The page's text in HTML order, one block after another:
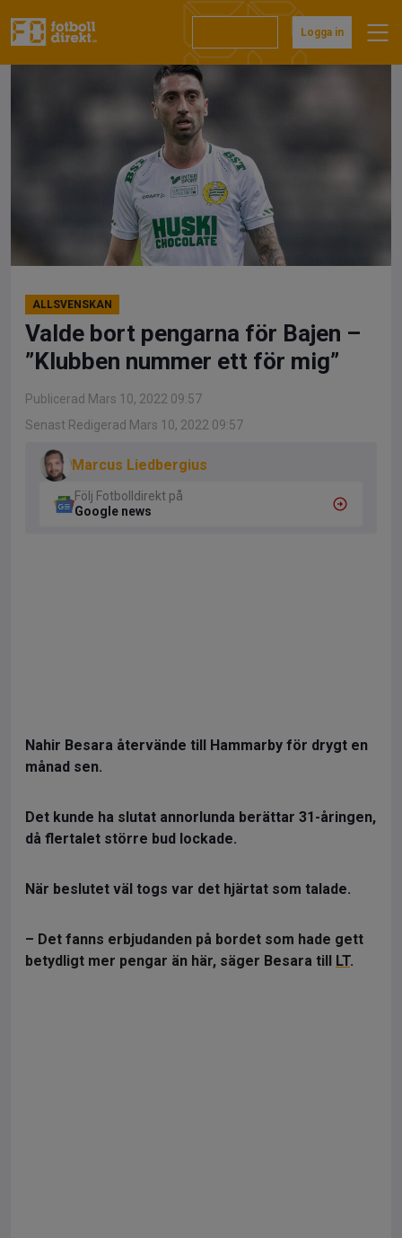
till
Logga in
ALLSVENSKAN
Valde bort pengarna för Bajen –
”Klubben nummer ett för mig”
Publicerad Mars 10, 2022 09:57
Senast Redigerad Mars 10, 2022 09:57
Marcus Liedbergius
Följ Fotbolldirekt på
Google news
Nahir Besara återvände till Hammarby för drygt en
månad sen.
Det kunde ha slutat annorlunda berättar 31-åringen,
då flertalet större bud lockade.
När beslutet väl togs var det hjärtat som talade.
– Det fanns erbjudanden på bordet som hade gett
betydligt mer pengar än här, säger Besara till LT.